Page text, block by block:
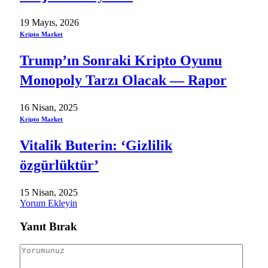
19 Mayıs, 2026
Kripto Market
Trump’ın Sonraki Kripto Oyunu
Monopoly Tarzı Olacak — Rapor
16 Nisan, 2025
Kripto Market
Vitalik Buterin: ‘Gizlilik
özgürlüktür’
15 Nisan, 2025
Yorum Ekleyin
Yanıt Bırak